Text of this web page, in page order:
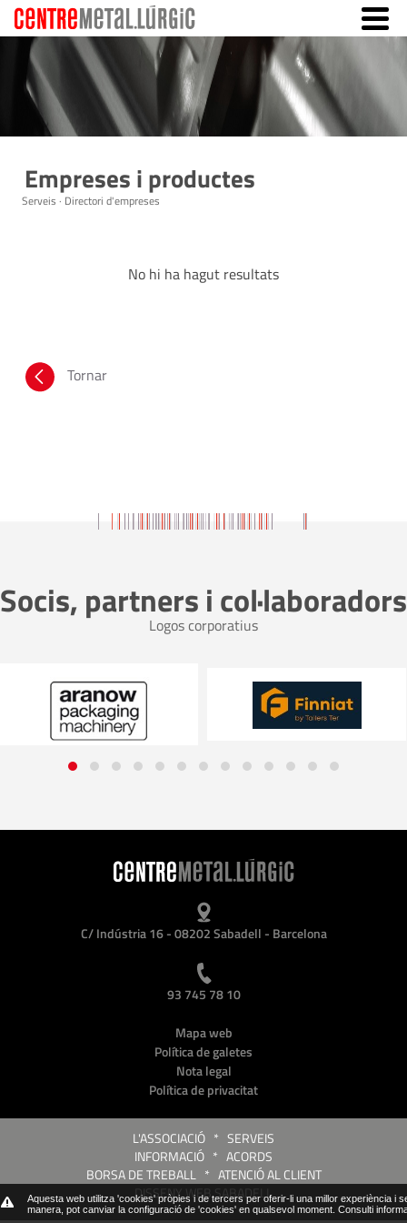
Aquesta web utilitza 'cookies' pròpies i de tercers per oferir-li una millor experiència
manera, pot canviar la configuració de 'cookies' en qualsevol moment. Consulti
Empreses i productes
Serveis · Directori d'empreses
No hi ha hagut resultats
Tornar
Socis, partners i col·laboradors
Logos corporatius
C/ Indústria 16 - 08202 Sabadell - Barcelona
93 745 78 10
Mapa web
Política de galetes
Nota legal
Política de privacitat
L'ASSOCIACIÓ * SERVEIS
INFORMACIÓ * ACORDS
BORSA DE TREBALL* ATENCIÓ AL CLIENT
DISSENY WEB SABADELL